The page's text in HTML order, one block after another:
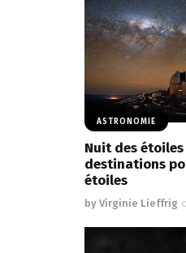
ASTRONOMIE
Nuit des étoiles
destinations
étoiles
by Virginie Lieffrig